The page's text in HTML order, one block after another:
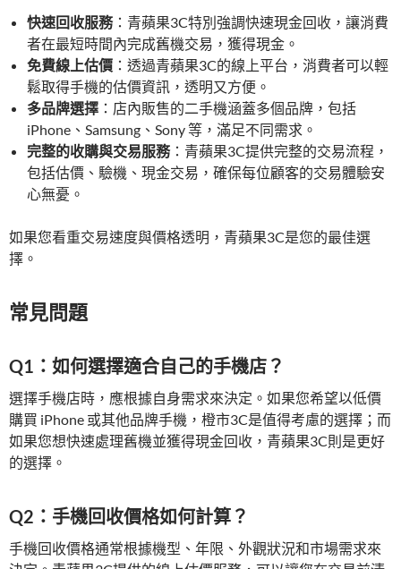
快速回收服務：青蘋果3C特別強調快速現金回收，讓消費
者在最短時間內完成舊機交易，獲得現金。
免費線上估價 ：透過青蘋果3C的線上平台，消費者可以輕
鬆取得手機的估價資訊，透明又方便。
多品牌選擇 ：店內販售的二手機涵蓋多個品牌，包括
iPhone、Samsung、Sony 等，滿足不同需求。
完整的收購與交易服務：青蘋果3C提供完整的交易流程，
包括估價、驗機、現金交易，確保每位顧客的交易體驗安
心無憂。
如果您看重交易速度與價格透明，青蘋果3C是您的最佳選
擇。
常見問題
Q1：如何選擇適合自己的手機店？
選擇手機店時，應根據自身需求來決定。如果您希望以低價
購買 iPhone 或其他品牌手機，橙市3C是值得考慮的選擇；而
如果您想快速處理舊機並獲得現金回收，青蘋果3C則是更好
的選擇。
Q2：手機回收價格如何計算？
手機回收價格通常根據機型、年限、外觀狀況和市場需求來